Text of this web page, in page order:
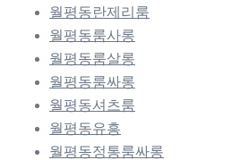
월평동란제리룸
월평동룸사롱
월평동룸살롱
월평동룸싸롱
월평동셔츠룸
월평동유흥
월평동정통룸싸롱